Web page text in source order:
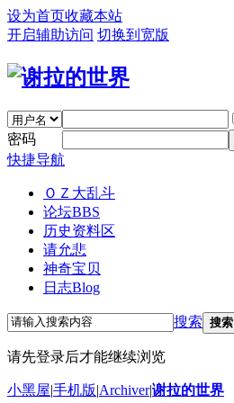
设为首页收藏本站
开启辅助访问 切换到宽版
密码
快捷导航
ＯＺ大乱斗
论坛BBS
历史资料区
请允悲
神奇宝贝
日志Blog
搜索 搜索
请先登录后才能继续浏览
小黑屋|手机版|Archiver|谢拉的世界